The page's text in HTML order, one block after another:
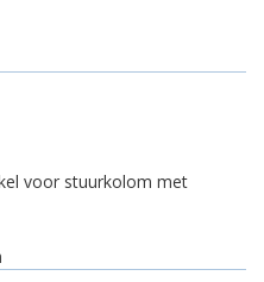
voor stuurkolom met